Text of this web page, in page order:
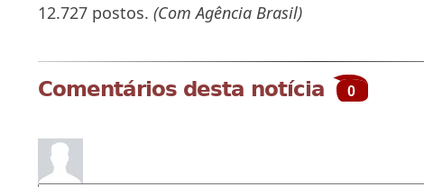
12.727 postos. (Com Agência Brasil)
Comentários desta notícia 0